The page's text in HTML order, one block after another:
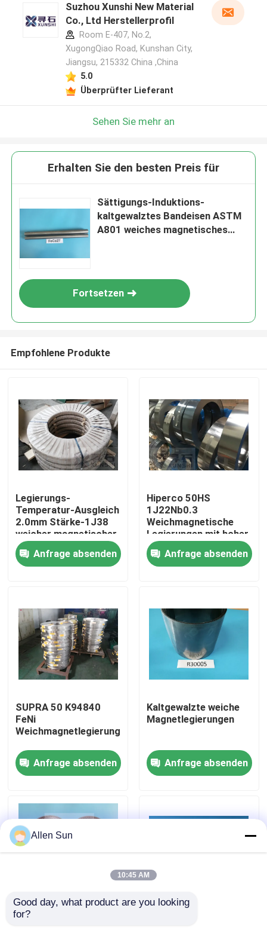
Produkte
Videos
Über uns
Werksbesichtigung
Qualitätskontrolle
Kontakt mit uns
Neuigkeiten
Suzhou Xunshi New Material
Co., Ltd Herstellerprofil
Room E-407, No.2,
XugongQiao Road, Kunshan City,
Jiangsu, 215332 China ,China
5.0
Überprüfter Lieferant
Sehen Sie mehr an
Erhalten Sie den besten Preis für
Sättigungs-Induktions-
kaltgewalztes Bandeisen ASTM
A801 weiches magnetisches
Fortsetzen
Empfohlene Produkte
Legierungs-
Temperatur-Ausgleich
2.0mm Stärke-1J38
weicher magnetischer
Anfrage absenden
Hiperco 50HS
1J22Nb0.3
Weichmagnetische
Legierungen mit hoher
Magnetversättigung
Anfrage absenden
SUPRA 50 K94840
FeNi
Weichmagnetlegierung
Anfrage absenden
Kaltgewalzte weiche
Magnetlegierungen
Anfrage absenden
weiche magnetische
Allen Sun
10:45 AM
Good day, what product are you looking
for?